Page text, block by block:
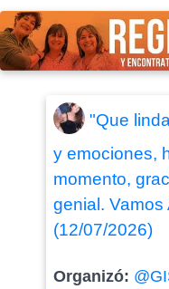
"Que
y emociones,
momento,
genial. Vamos
(12/07/2026)
Organizó: